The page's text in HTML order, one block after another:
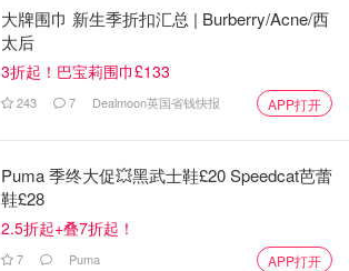
大牌围巾 新生季折扣汇总 | Burberry/Acne/西
太后
3折起！巴宝莉围巾£133
243 7 Dealmoon英国省钱快报 APP打开
Puma 季终大促💥黑武士鞋£20 Speedcat芭蕾
鞋£28
2.5折起+叠7折起！
7 Puma APP打开